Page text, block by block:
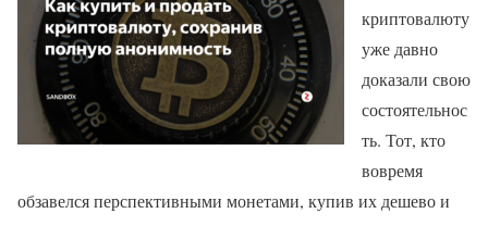
криптовалюту
уже давно
доказали свою
состоятельнос
ть. Тот, кто
вовремя
обзавелся перспективными монетами, купив их дешево и